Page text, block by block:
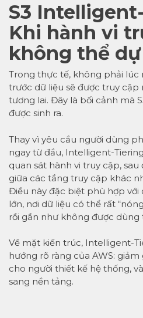
S3
Khi hành vi
không thể
Trong thực tế, không phải
trước dữ liệu sẽ được truy cập
tương lai. Đây là bối cảnh mà
được sinh ra.
Thay vì yêu cầu người dùng
ngay từ đầu, Intelligent-
quan sát hành vi truy cập,
giữa các tầng truy cập khác
Điều này đặc biệt phù hợp với
lớn, nơi dữ liệu có thể rất
rồi gần như không được dùng
Về mặt kiến trúc, Intelligent-
hướng rõ ràng của AWS:
cho người thiết kế hệ thống,
sang nền tảng.